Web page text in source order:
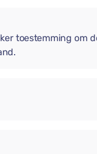
toestemming om